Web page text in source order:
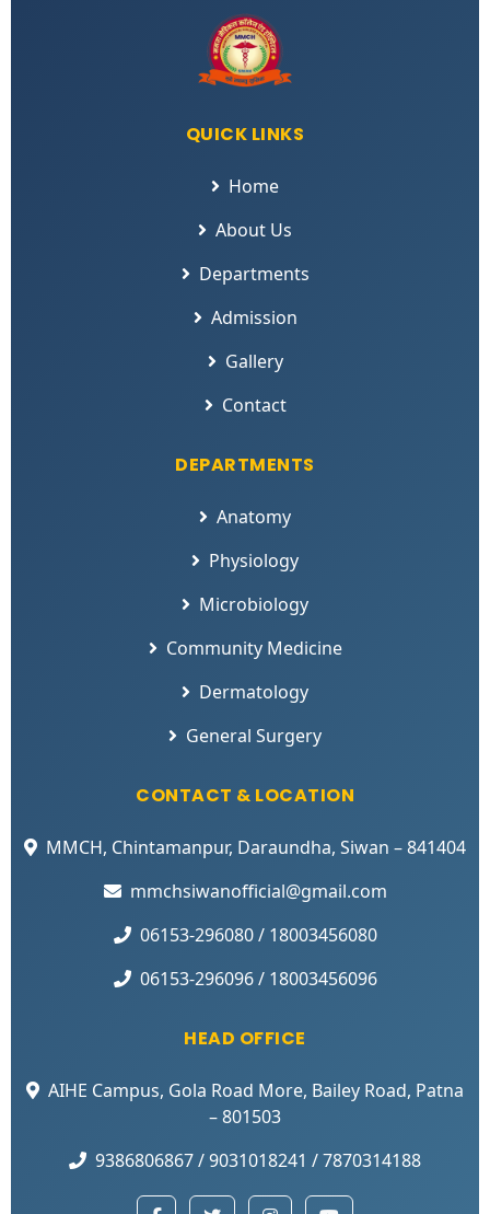
QUICK LINKS
Home
About Us
Departments
Admission
Gallery
Contact
DEPARTMENTS
Anatomy
Physiology
Microbiology
Community Medicine
Dermatology
General Surgery
CONTACT & LOCATION
MMCH, Chintamanpur, Daraundha, Siwan – 841404
mmchsiwanofficial@gmail.com
06153-296080 / 18003456080
06153-296096 / 18003456096
HEAD OFFICE
AIHE Campus, Gola Road More, Bailey Road, Patna
– 801503
9386806867 / 9031018241 / 7870314188